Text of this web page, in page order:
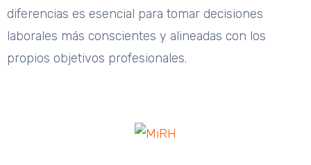
diferencias es esencial para tomar decisiones
laborales más conscientes y alineadas con los
propios objetivos profesionales.